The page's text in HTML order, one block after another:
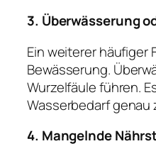
3. Überwässerung
Ein weiterer häufiger
Bewässerung.
Wurzelfäule führen.
Wasserbedarf
4. Mangelnde